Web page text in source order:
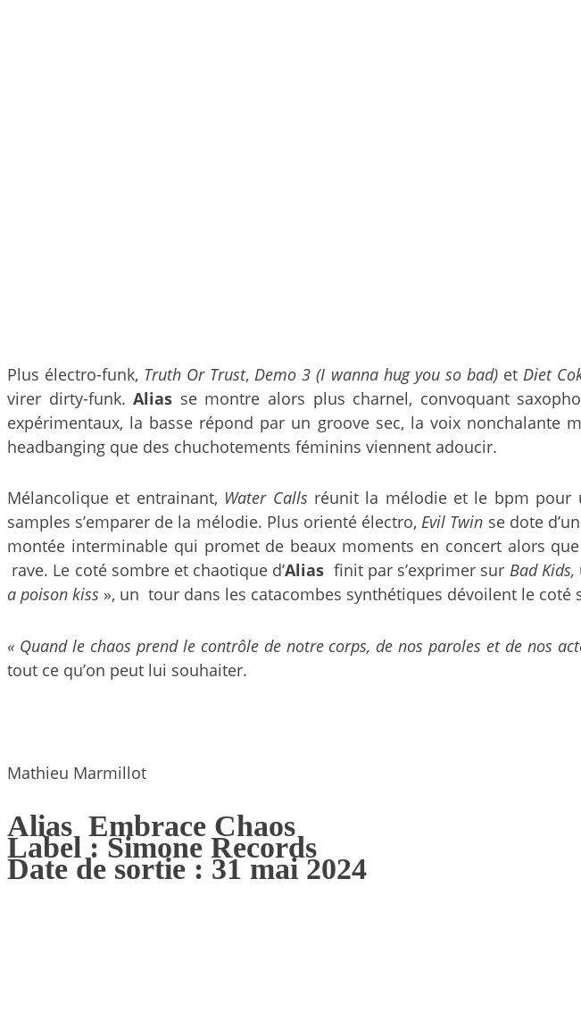
Plus électro-funk, Truth Or Trust, Demo 3 (I wanna hug you so bad)et Diet
virer dirty-funk.Alias se montre alors plus charnel, convoquant
expérimentaux, la basse répond par un groove sec, la voix nonchalante
headbanging que des chuchotements féminins viennent adoucir.
Mélancolique et entrainant, Water Calls réunit la mélodie et le bpm pour
samples s’emparer de la mélodie. Plus orienté électro,Evil Twin se dote
montée interminable qui promet de beaux moments en concert alors que
rave. Le coté sombre et chaotique d’Alias finit par s’exprimer sur Bad Kids,
a poison kiss », un tour dans les catacombes synthétiques dévoilent le coté
« Quand le chaos prend le contrôle de notre corps, de nos paroles et de nos
tout ce qu’on peut lui souhaiter.
Mathieu Marmillot
Alias Embrace Chaos
Label : Simone Records
Date de sortie : 31 mai 2024